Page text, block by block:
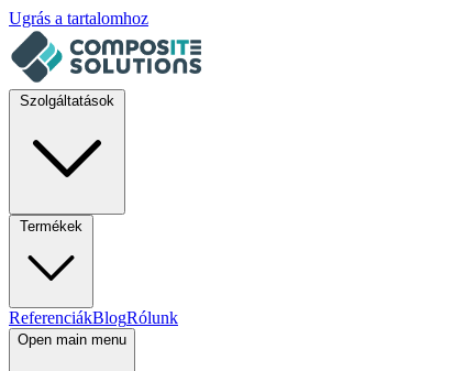
Ugrás a tartalomhoz
ReferenciákBlogRólunk
Open main menu